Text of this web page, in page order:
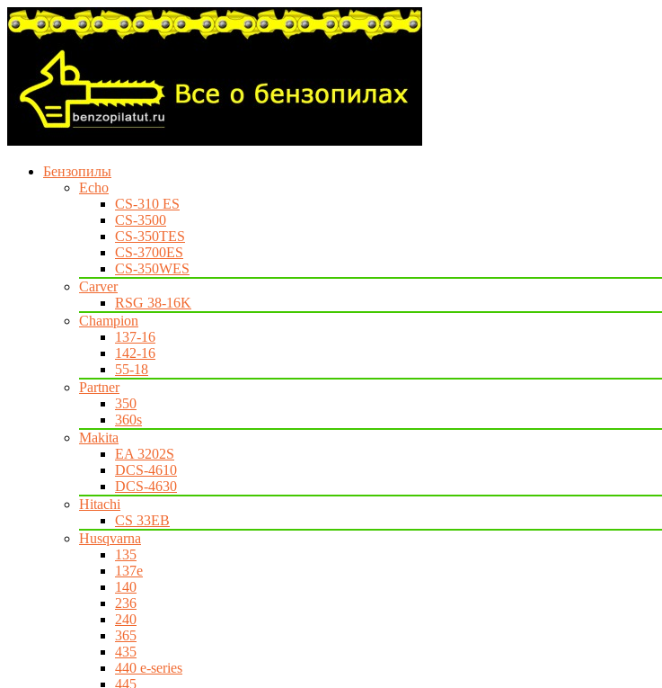
Бензопилы
Echo
CS-310 ES
CS-3500
CS-350TES
CS-3700ES
CS-350WES
Carver
RSG 38-16K
Champion
137-16
142-16
55-18
Partner
350
360s
Makita
EA 3202S
DCS-4610
DCS-4630
Hitachi
CS 33EB
Husqvarna
135
137e
140
236
240
365
435
440 e-series
445